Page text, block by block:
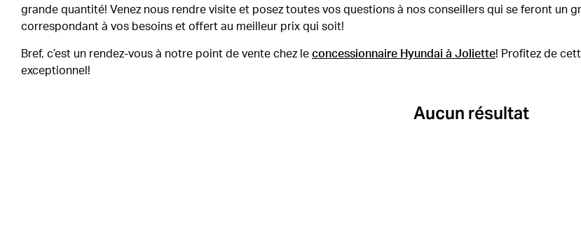
grande quantité! Venez nous rendre visite et posez toutes vos questions à nos conseillers qui se feront un
correspondant à vos besoins et offert au meilleur prix qui soit!
Bref, c’est un rendez-vous à notre point de vente chez le concessionnaire Hyundai à Joliette! Profitez de
exceptionnel!
Aucun résultat